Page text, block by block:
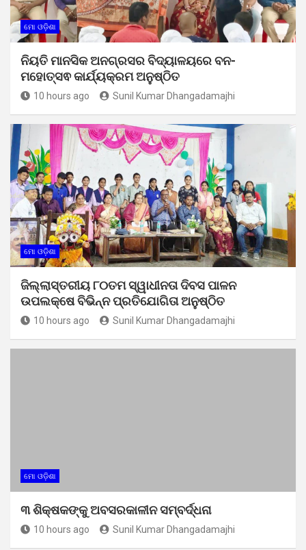
ମୋ ଓଡ଼ିଶା
ନିୟତି ମାନସିକ ଅନଗ୍ରସର ବିଦ୍ୟାଳୟରେ ବନ-
ମହୋତ୍ସଵ କାର୍ଯ୍ୟକ୍ରମ ଅନୁଷ୍ଠିତ
10 hours ago Sunil Kumar Dhangadamajhi
ମୋ ଓଡ଼ିଶା
ଜିଲ୍ଲାସ୍ତରୀୟ ୮୦ତମ ସ୍ୱାଧୀନତା ଦିବସ ପାଳନ
ଉପଲକ୍ଷେ ବିଭିନ୍ନ ପ୍ରତିଯୋଗିତା ଅନୁଷ୍ଠିତ
10 hours ago Sunil Kumar Dhangadamajhi
ମୋ ଓଡ଼ିଶା
୩ ଶିକ୍ଷକଙ୍କୁ ଅବସରକାଳୀନ ସମ୍ବର୍ଦ୍ଧନା
10 hours ago Sunil Kumar Dhangadamajhi